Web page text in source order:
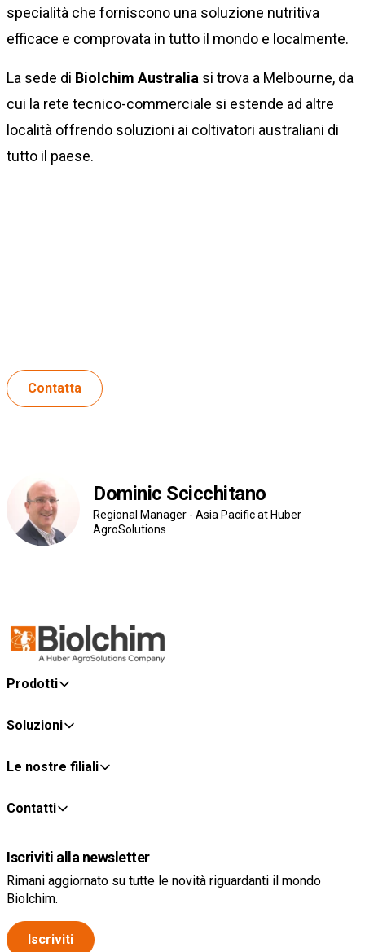
specialità che forniscono una soluzione nutritiva
efficace e comprovata in tutto il mondo e localmente.
La sede di Biolchim Australia si trova a Melbourne, da
cui la rete tecnico-commerciale si estende ad altre
località offrendo soluzioni ai coltivatori australiani di
tutto il paese.
Contatta
Dominic Scicchitano
Regional Manager - Asia Pacific at Huber
AgroSolutions
Prodotti
Soluzioni
Le nostre filiali
Contatti
Iscriviti alla newsletter
Rimani aggiornato su tutte le novità riguardanti il mondo
Biolchim.
Iscriviti